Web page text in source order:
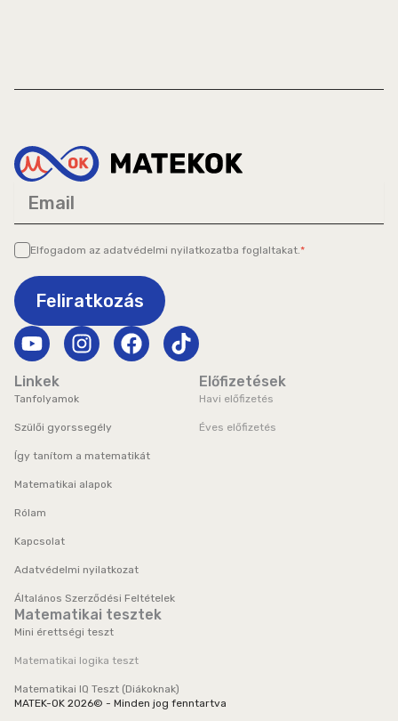
Email
Elfogadom az adatvédelmi nyilatkozatba foglaltakat.*
Feliratkozás
Y
o
u
t
u
e
I
n
a
g
r
a
F
a
o
T
i
Linkek
Tanfolyamok
Szülői gyorssegély
Így tanítom a matematikát
Matematikai alapok
Rólam
Kapcsolat
Adatvédelmi nyilatkozat
Általános Szerződési Feltételek
Előfizetések
Havi előfizetés
Éves előfizetés
Matematikai tesztek
Mini érettségi teszt
Matematikai logika teszt
Matematikai IQ Teszt (Diákoknak)
MATEK-OK 2026© - Minden jog fenntartva